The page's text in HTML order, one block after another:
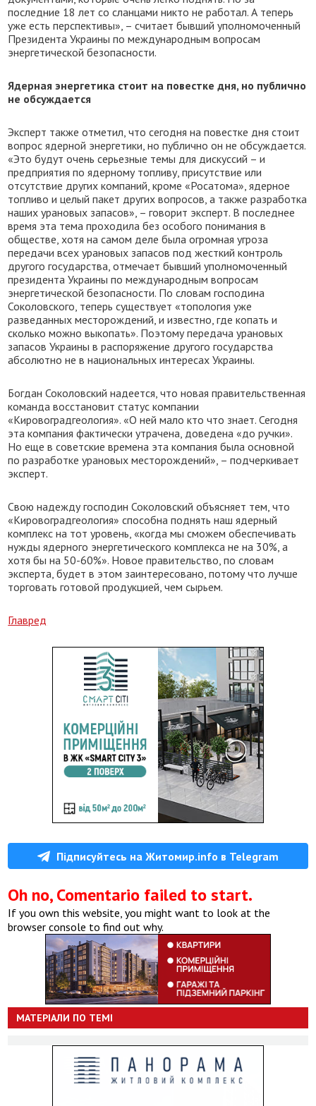
последние 18 лет со сланцами никто не работал. А теперь
уже есть перспективы», – считает бывший уполномоченный
Президента Украины по международным вопросам
энергетической безопасности.
Ядерная энергетика стоит на повестке дня, но публично
не обсуждается
Эксперт также отметил, что сегодня на повестке дня стоит
вопрос ядерной энергетики, но публично он не обсуждается.
«Это будут очень серьезные темы для дискуссий – и
предприятия по ядерному топливу, присутствие или
отсутствие других компаний, кроме «Росатома», ядерное
топливо и целый пакет других вопросов, а также разработка
наших урановых запасов», – говорит эксперт. В последнее
время эта тема проходила без особого понимания в
обществе, хотя на самом деле была огромная угроза
передачи всех урановых запасов под жесткий контроль
другого государства, отмечает бывший уполномоченный
президента Украины по международным вопросам
энергетической безопасности. По словам господина
Соколовского, теперь существует «топология уже
разведанных месторождений, и известно, где копать и
сколько можно выкопать». Поэтому передача урановых
запасов Украины в распоряжение другого государства
абсолютно не в национальных интересах Украины.
Богдан Соколовский надеется, что новая правительственная
команда восстановит статус компании
«Кировоградгеология». «О ней мало кто что знает. Сегодня
эта компания фактически утрачена, доведена «до ручки».
Но еще в советские времена эта компания была основной
по разработке урановых месторождений», – подчеркивает
эксперт.
Свою надежду господин Соколовский объясняет тем, что
«Кировоградгеология» способна поднять наш ядерный
комплекс на тот уровень, «когда мы сможем обеспечивать
нужды ядерного энергетического комплекса не на 30%, а
хотя бы на 50-60%». Новое правительство, по словам
эксперта, будет в этом заинтересовано, потому что лучше
торговать готовой продукцией, чем сырьем.
Главред
Підписуйтесь на Житомир.info в Telegram
Oh no, Comentario failed to start.
If you own this website, you might want to look at the
browser console to find out why.
МАТЕРІАЛИ ПО ТЕМІ